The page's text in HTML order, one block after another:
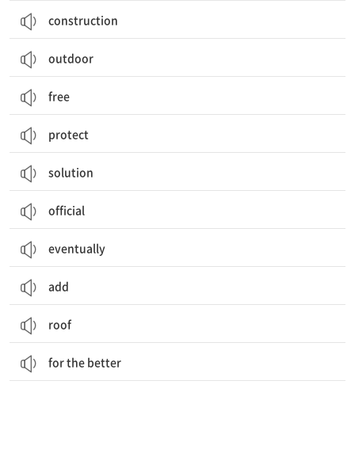
construction
outdoor
free
protect
solution
official
eventually
add
roof
for the better